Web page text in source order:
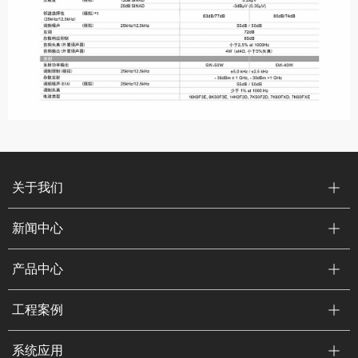
关于我们
新闻中心
产品中心
工程案例
系统应用